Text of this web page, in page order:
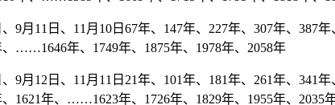
9月11日、11月10日67年、147年、227年、307年、387
……1646年、1749年、1875年、1978年、2058年
9月12日、11月11日21年、101年、181年、261年、341
1621年、……1623年、1726年、1829年、1955年、2035